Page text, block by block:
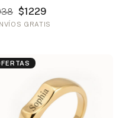
$1229
GRATIS